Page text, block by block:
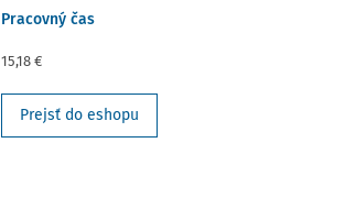
Pracovný čas
15,18 €
Prejsť do eshopu